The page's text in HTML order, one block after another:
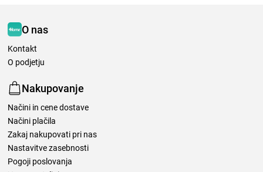
O nas
Kontakt
O podjetju
Nakupovanje
Načini in cene dostave
Načini plačila
Zakaj nakupovati pri nas
Nastavitve zasebnosti
Pogoji poslovanja